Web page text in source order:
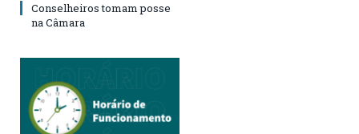
Conselheiros tomam posse
na Câmara